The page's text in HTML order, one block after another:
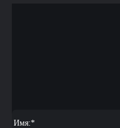
Имя:*